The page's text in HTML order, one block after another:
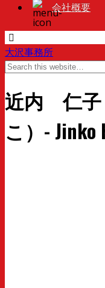
会社概要
大沢事務所
近内 仁
こ）- Jinko